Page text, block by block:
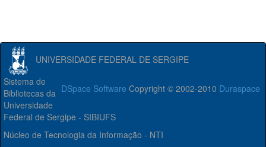
UNIVERSIDADE FEDERAL DE SERGIPE
DSpace Software Copyright © 2002-2010 Duraspace
Sistema de
Bibliotecas da
Universidade
Federal de Sergipe - SIBIUFS
Núcleo de Tecnologia da Informação - NTI